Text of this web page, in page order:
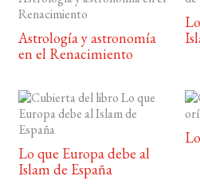
Astrología y astronomía
en el Renacimiento
Lo que Europa debe al
Islam de España